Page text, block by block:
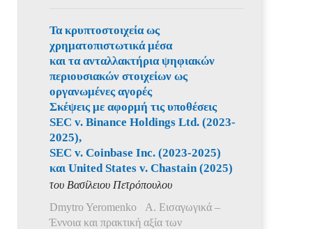
Τα κρυπτοστοιχεία ως
χρηματοπιστωτικά μέσα
και τα ανταλλακτήρια ψηφιακών
περιουσιακών στοιχείων ως
οργανωμένες αγορές
Σκέψεις με αφορμή τις υποθέσεις
SEC v. Binance Holdings Ltd. (2023-
2025),
SEC v. Coinbase Inc. (2023-2025)
και United States v. Chastain (2025)
του Βασίλειου Πετρόπουλου
Dmytro Yeromenko Α. Εισαγωγικά –
Έννοια και πρακτική αξία των